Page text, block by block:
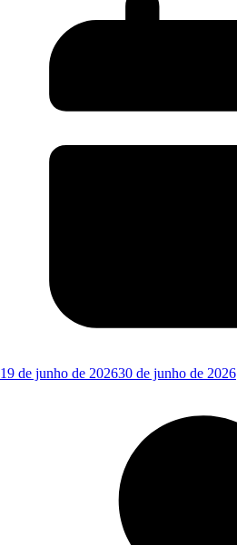
19 de junho de 202630 de junho de 2026